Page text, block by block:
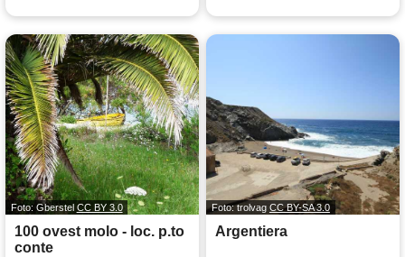
Foto: Gberstel CC BY 3.0
100 ovest molo - loc. p.to
conte
Foto: trolvag CC BY-SA 3.0
Argentiera